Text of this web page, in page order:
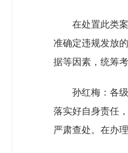
在处置此类
准确定违规发放
据等因素，统筹
孙红梅：各
落实好自身责任
严肃查处。在办